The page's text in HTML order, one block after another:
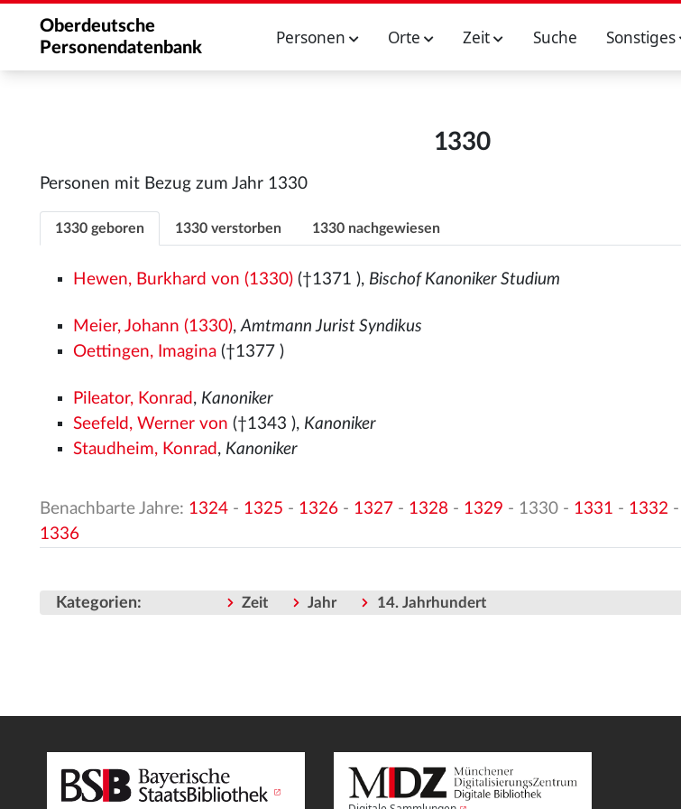
Oberdeutsche
Personendatenbank
Personen Orte Zeit Suche Sonstiges
1330
Personen mit Bezug zum Jahr 1330
1330 geboren 1330 verstorben 1330 nachgewiesen
Hewen, Burkhard von (1330) (†1371 ), Bischof Kanoniker Studium
Meier, Johann (1330),Amtmann Jurist Syndikus
Oettingen, Imagina (†1377 )
Pileator, Konrad , Kanoniker
Seefeld, Werner von (†1343 ), Kanoniker
Staudheim, Konrad , Kanoniker
Benachbarte Jahre: 1324 - 1325 - 1326 - 1327 - 1328 - 1329 - 1330 - 1331 - 1332 -
1336
Kategorien: Zeit Jahr 14. Jahrhundert